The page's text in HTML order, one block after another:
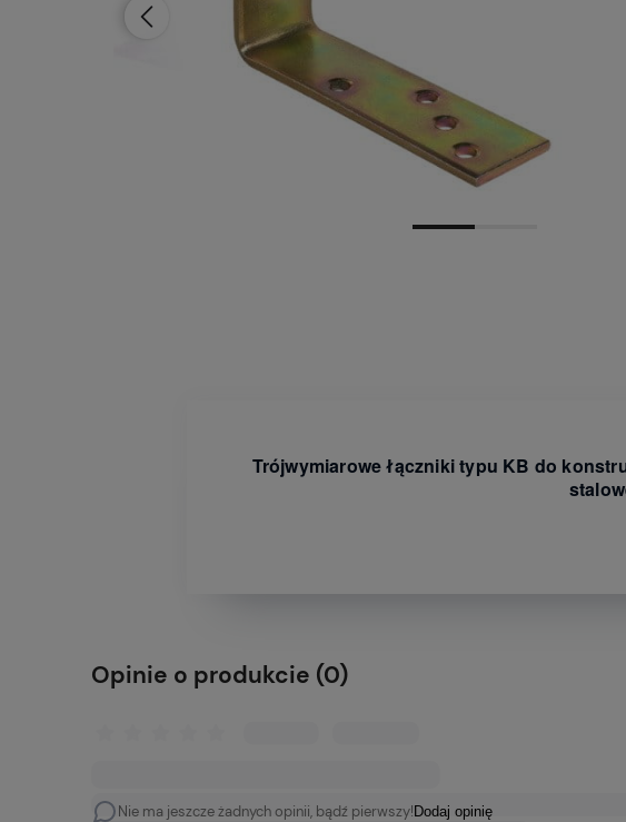
Dostępność: brak towaru
Trójwymiarowe łączniki typu KB do
Opinie o produkcie (0)
Nie ma jeszcze żadnych opinii, bądź pierwszy! Dodaj opinię